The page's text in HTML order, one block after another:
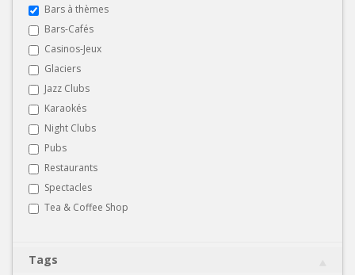
Bars à thèmes
Bars-Cafés
Casinos-Jeux
Glaciers
Jazz Clubs
Karaokés
Night Clubs
Pubs
Restaurants
Spectacles
Tea & Coffee Shop
Tags